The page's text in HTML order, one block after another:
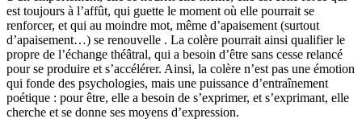
est toujours à l’affût, qui guette le moment où elle pourrait se
renforcer, et qui au moindre mot, même d’apaisement (surtout
d’apaisement…) se renouvelle . La colère pourrait ainsi qualifier le
propre de l’échange théâtral, qui a besoin d’être sans cesse relancé
pour se produire et s’accélérer. Ainsi, la colère n’est pas une émotion
qui fonde des psychologies, mais une puissance d’entraînement
poétique : pour être, elle a besoin de s’exprimer, et s’exprimant, elle
cherche et se donne ses moyens d’expression.